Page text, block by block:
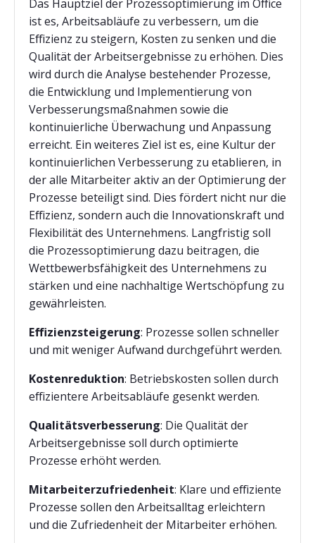
Das Hauptziel der Prozessoptimierung im Office
ist es, Arbeitsabläufe zu verbessern, um die
Effizienz zu steigern, Kosten zu senken und die
Qualität der Arbeitsergebnisse zu erhöhen. Dies
wird durch die Analyse bestehender Prozesse,
die Entwicklung und Implementierung von
Verbesserungsmaßnahmen sowie die
kontinuierliche Überwachung und Anpassung
erreicht. Ein weiteres Ziel ist es, eine Kultur der
kontinuierlichen Verbesserung zu etablieren, in
der alle Mitarbeiter aktiv an der Optimierung der
Prozesse beteiligt sind. Dies fördert nicht nur die
Effizienz, sondern auch die Innovationskraft und
Flexibilität des Unternehmens. Langfristig soll
die Prozessoptimierung dazu beitragen, die
Wettbewerbsfähigkeit des Unternehmens zu
stärken und eine nachhaltige Wertschöpfung zu
gewährleisten.
Effizienzsteigerung: Prozesse sollen schneller
und mit weniger Aufwand durchgeführt werden.
Kostenreduktion: Betriebskosten sollen durch
effizientere Arbeitsabläufe gesenkt werden.
Qualitätsverbesserung: Die Qualität der
Arbeitsergebnisse soll durch optimierte
Prozesse erhöht werden.
Mitarbeiterzufriedenheit: Klare und effiziente
Prozesse sollen den Arbeitsalltag erleichtern
und die Zufriedenheit der Mitarbeiter erhöhen.